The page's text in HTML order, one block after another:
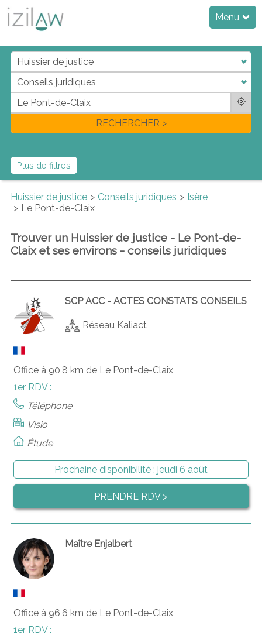
Menu
jdadi
fl
RECHERCHER >
Plus de filtres
Huissier de justice Conseils juridiques
Isère
Le Pont-de-Claix
Trouver un Huissier de justice - Le Pont-de-
Claix et ses environs - conseils juridiques
SCP ACC - ACTES CONSTATS CONSEILS
Réseau Kaliact
Office à 90,8 km de Le Pont-de-Claix
1er RDV :
Téléphone
Visio
Étude
Prochaine disponibilité : jeudi 6 août
PRENDRE RDV >
Maître Enjalbert
Office à 96,6 km de Le Pont-de-Claix
1er RDV :